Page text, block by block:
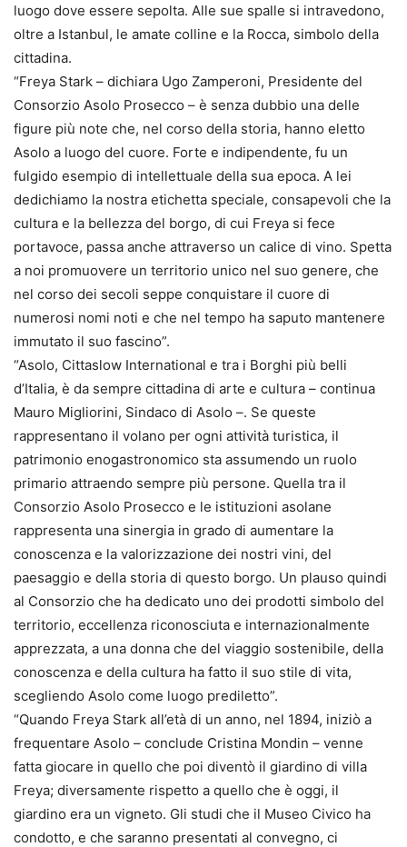
luogo dove essere sepolta. Alle sue spalle si intravedono,
oltre a Istanbul, le amate colline e la Rocca, simbolo della
cittadina.
“Freya Stark – dichiara Ugo Zamperoni, Presidente del
Consorzio Asolo Prosecco – è senza dubbio una delle
figure più note che, nel corso della storia, hanno eletto
Asolo a luogo del cuore. Forte e indipendente, fu un
fulgido esempio di intellettuale della sua epoca. A lei
dedichiamo la nostra etichetta speciale, consapevoli che la
cultura e la bellezza del borgo, di cui Freya si fece
portavoce, passa anche attraverso un calice di vino. Spetta
a noi promuovere un territorio unico nel suo genere, che
nel corso dei secoli seppe conquistare il cuore di
numerosi nomi noti e che nel tempo ha saputo mantenere
immutato il suo fascino”.
“Asolo, Cittaslow International e tra i Borghi più belli
d’Italia, è da sempre cittadina di arte e cultura – continua
Mauro Migliorini, Sindaco di Asolo –. Se queste
rappresentano il volano per ogni attività turistica, il
patrimonio enogastronomico sta assumendo un ruolo
primario attraendo sempre più persone. Quella tra il
Consorzio Asolo Prosecco e le istituzioni asolane
rappresenta una sinergia in grado di aumentare la
conoscenza e la valorizzazione dei nostri vini, del
paesaggio e della storia di questo borgo. Un plauso quindi
al Consorzio che ha dedicato uno dei prodotti simbolo del
territorio, eccellenza riconosciuta e internazionalmente
apprezzata, a una donna che del viaggio sostenibile, della
conoscenza e della cultura ha fatto il suo stile di vita,
scegliendo Asolo come luogo prediletto”.
“Quando Freya Stark all’età di un anno, nel 1894, iniziò a
frequentare Asolo – conclude Cristina Mondin – venne
fatta giocare in quello che poi diventò il giardino di villa
Freya; diversamente rispetto a quello che è oggi, il
giardino era un vigneto. Gli studi che il Museo Civico ha
condotto, e che saranno presentati al convegno, ci